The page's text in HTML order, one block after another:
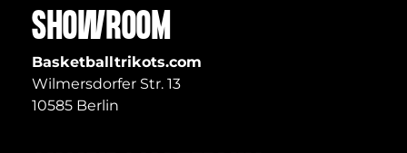
SHOWROOM
Basketballtrikots.com
Wilmersdorfer Str. 13
10585 Berlin